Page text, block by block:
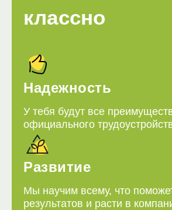
классно
Надежность
У тебя будут все
официального
Развитие
Мы научим всему, что
результатов и расти в